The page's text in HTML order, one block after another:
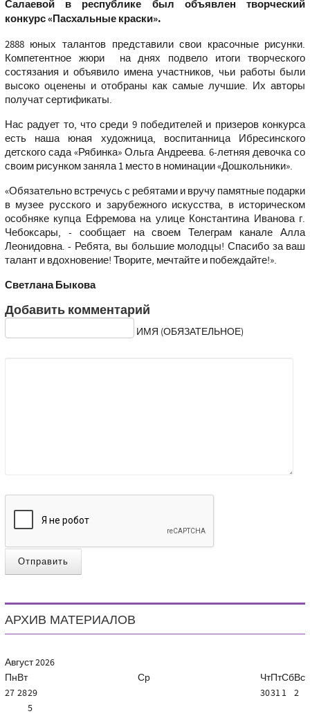
Салаевой в республике был объявлен творческий
конкурс «Пасхальные краски».
2888 юных талантов представили свои красочные рисунки.
Компетентное жюри на днях подвело итоги творческого
состязания и объявило имена участников, чьи работы были
высоко оценены и отобраны как самые лучшие. Их авторы
получат сертификаты.
Нас радует то, что среди 9 победителей и призеров конкурса
есть наша юная художница, воспитанница Ибресинского
детского сада «Рябинка» Ольга Андреева. 6-летняя девочка со
своим рисунком заняла 1 место в номинации «Дошкольники».
«Обязательно встречусь с ребятами и вручу памятные подарки
в музее русского и зарубежного искусства, в историческом
особняке купца Ефремова на улице Константина Иванова г.
Чебоксары, - сообщает на своем Телеграм канале Алла
Леонидовна. - Ребята, вы большие молодцы! Спасибо за ваш
талант и вдохновение! Творите, мечтайте и побеждайте!».
Светлана Быкова
Добавить комментарий
ИМЯ (ОБЯЗАТЕЛЬНОЕ)
Отправить
АРХИВ МАТЕРИАЛОВ
Август2026
ПнВт Ср ЧтПтСбВс
27 2829 30311 2
5